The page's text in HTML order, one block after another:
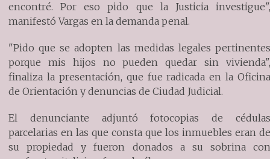
encontré. Por eso pido que la Justicia investigue",
manifestó Vargas en la demanda penal.
"Pido que se adopten las medidas legales pertinentes
porque mis hijos no pueden quedar sin vivienda",
finaliza la presentación, que fue radicada en la Oficina
de Orientación y denuncias de Ciudad Judicial.
El denunciante adjuntó fotocopias de cédulas
parcelarias en las que consta que los inmuebles eran de
su propiedad y fueron donados a su sobrina con